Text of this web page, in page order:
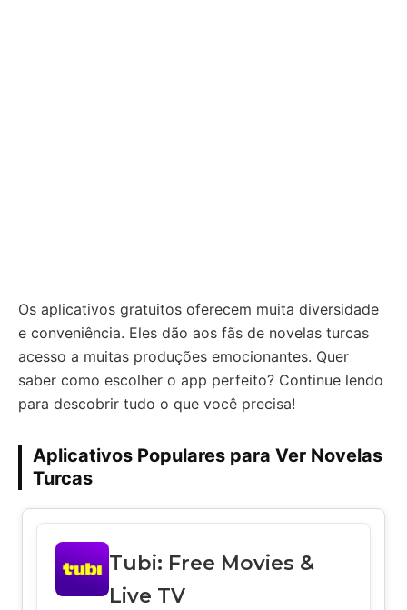
Os aplicativos gratuitos oferecem muita diversidade
e conveniência. Eles dão aos fãs de novelas turcas
acesso a muitas produções emocionantes. Quer
saber como escolher o app perfeito? Continue lendo
para descobrir tudo o que você precisa!
Aplicativos Populares para Ver Novelas
Turcas
Tubi: Free Movies &
Live TV